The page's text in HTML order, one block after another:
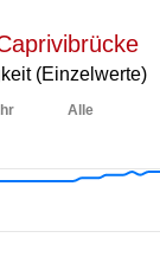
(Einzelwerte)
Alle